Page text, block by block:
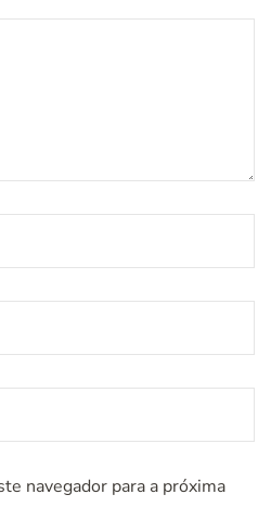
navegador para a próxima